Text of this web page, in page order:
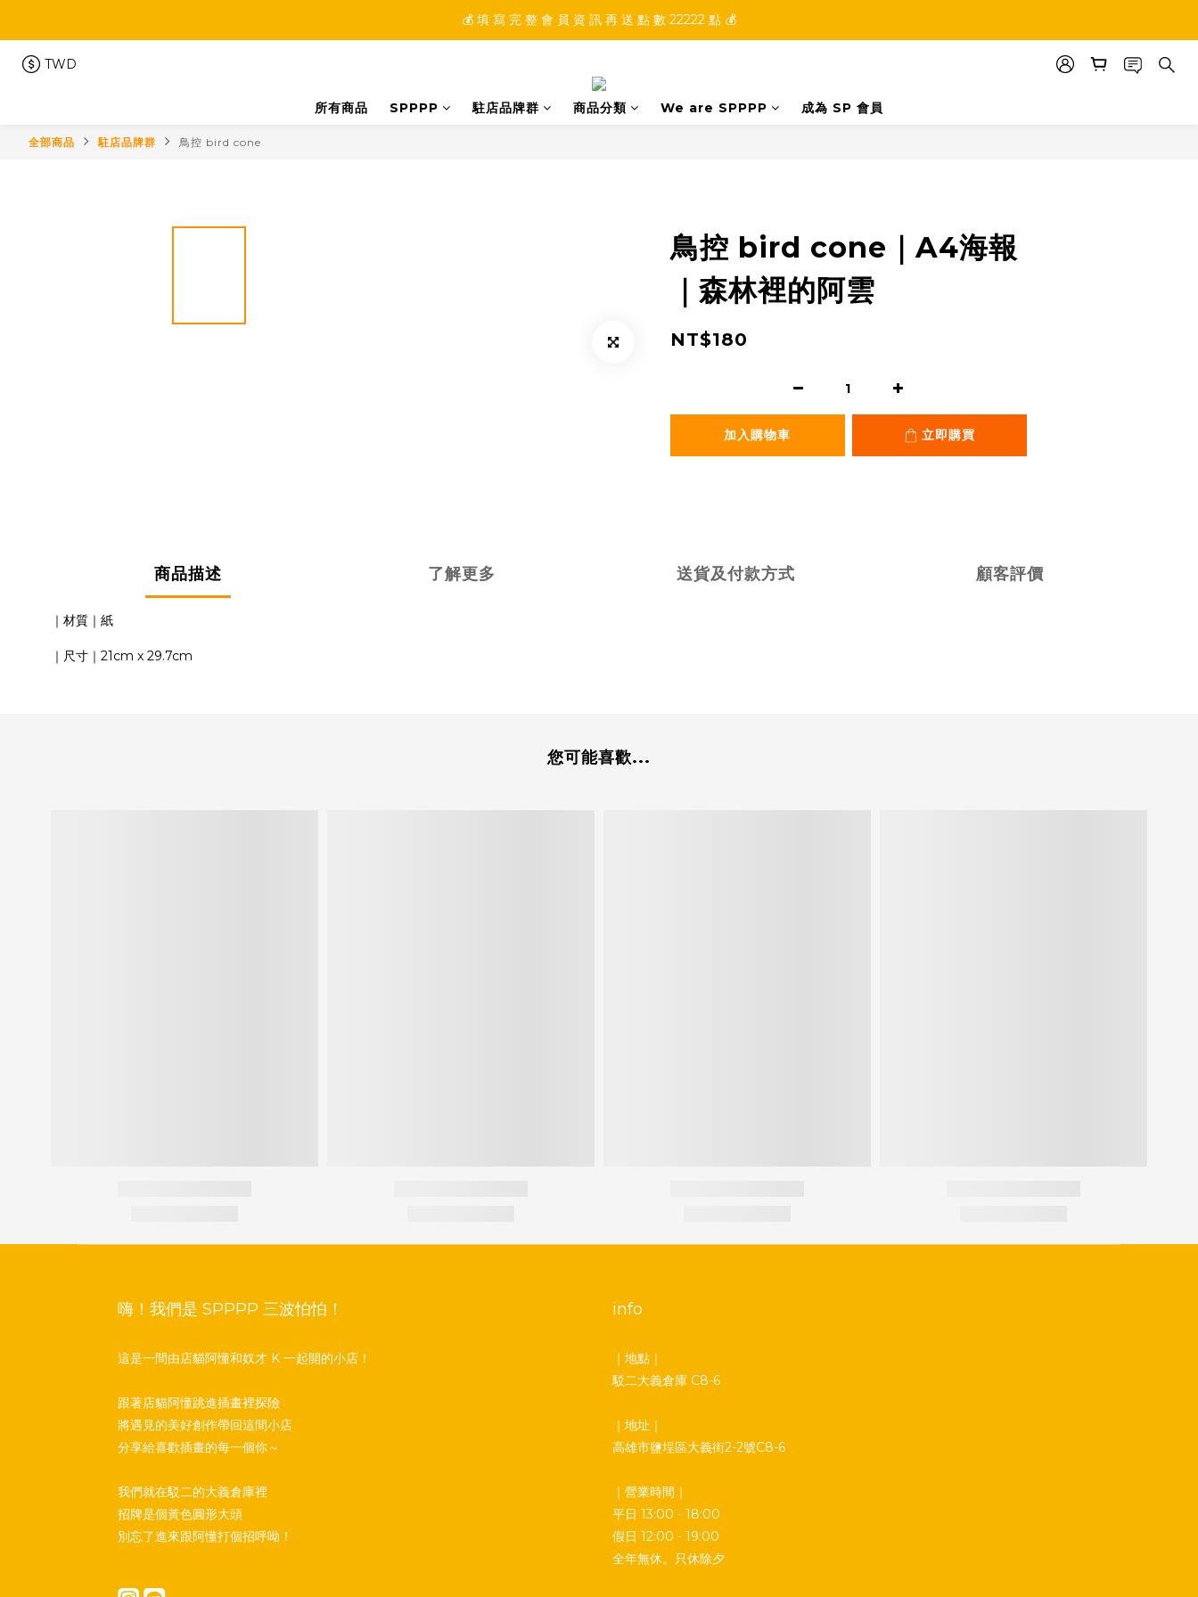
💰 加 入 會 員 就 送 你 10 元 購 物 金 💰
💰 填 寫 完 整 會 員 資 訊 再 送 點 數 22222 點 💰
TWD
所有商品 SPPPP 駐店品牌群 商品分類 We are SPPPP 成為 SP 會員
全部商品 駐店品牌群 鳥控 bird cone
鳥控 bird cone｜A4海報
｜森林裡的阿雲
NT$180
加入購物車 立即購買
商品描述 了解更多 送貨及付款方式 顧客評價
｜材質｜紙
｜尺寸｜21cm x 29.7cm
您可能喜歡...
嗨！我們是 SPPPP 三波怕怕！
這是一間由店貓阿懂和奴才 K 一起開的小店！
跟著店貓阿懂跳進插畫裡探險
將遇見的美好創作帶回這間小店
分享給喜歡插畫的每一個你～
我們就在駁二的大義倉庫裡
招牌是個黃色圓形大頭
別忘了進來跟阿懂打個招呼呦！
info
｜地點｜
駁二大義倉庫 C8-6
｜地址｜
高雄市鹽埕區大義街2-2號C8-6
｜營業時間｜
平日 13:00 - 18:00
假日 12:00 - 19:00
全年無休。只休除夕